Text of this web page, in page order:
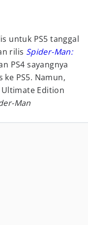
untuk PS5 tanggal
rilis Spider-Man:
PS4 sayangnya
PS5. Namun,
Edition
Man